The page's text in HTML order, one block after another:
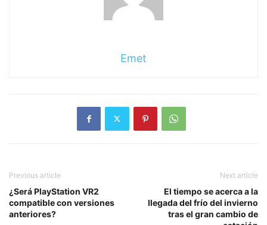
Emet
Previous article
¿Será PlayStation VR2
compatible con versiones
anteriores?
Next article
El tiempo se acerca a la
llegada del frío del invierno
tras el gran cambio de